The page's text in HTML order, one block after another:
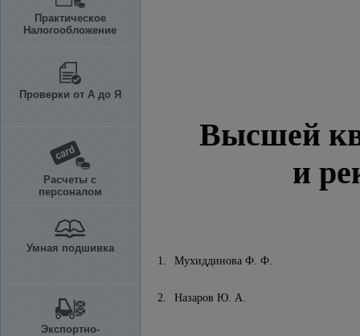
Практическое
Налогообложение
Проверки от А до Я
Расчеты с
персоналом
Умная подшивка
Экспортно-
Высшей
и
1. Мухиддинова Ф. Ф.
2. Назаров Ю. А.